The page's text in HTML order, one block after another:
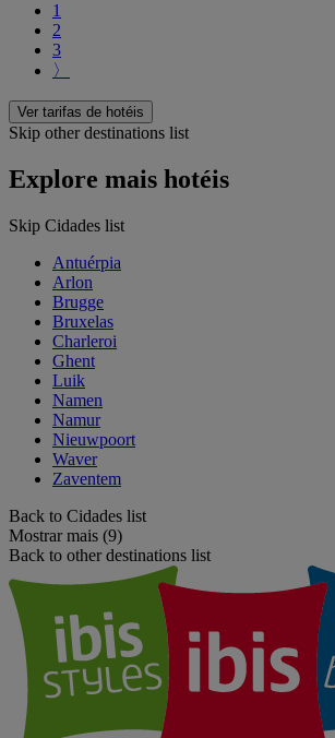
1
2
3
〉
Ver tarifas de hotéis
Skip other destinations list
Explore mais hotéis
Skip Cidades list
Antuérpia
Arlon
Brugge
Bruxelas
Charleroi
Ghent
Luik
Namen
Namur
Nieuwpoort
Waver
Zaventem
Back to Cidades list
Mostrar mais (9)
Back to other destinations list